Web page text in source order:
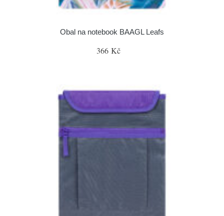
Obal na notebook BAAGL Leafs
366 Kč